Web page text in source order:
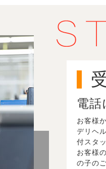
電話
お客様
デリヘ
付スタ
お客様
の子の